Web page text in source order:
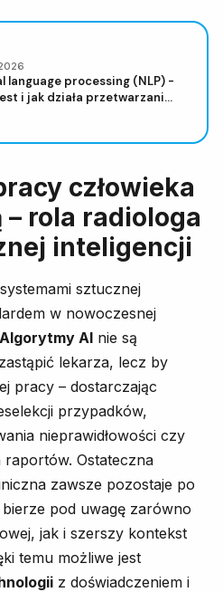
language processing (NLP) -
i jak działa przetwarzanie
człowieka
rola radiologa
inteligencji
sztucznej
w nowoczesnej
Algorytmy AI nie są
lekarza, lecz by
pracy – dostarczając
przypadków,
nieprawidłowości czy
Ostateczna
zawsze pozostaje po
pod uwagę zarówno
jak i szerszy kontekst
temu możliwe jest
z doświadczeniem i